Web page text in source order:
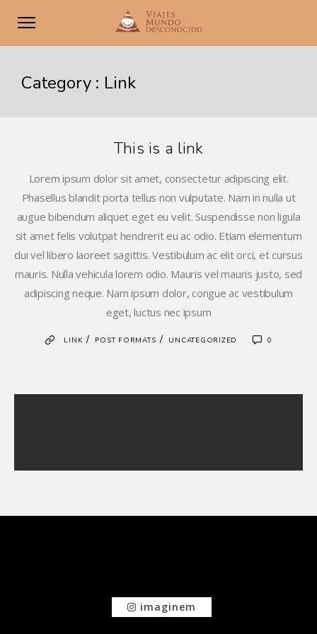
Category : Link
This is a link
Lorem ipsum dolor sit amet, consectetur adipiscing elit.
Phasellus blandit porta tellus non vulputate. Nam in nulla ut
augue bibendum aliquet eget eu velit. Suspendisse non ligula
sit amet felis volutpat hendrerit eu ac odio. Etiam elementum
dui vel libero laoreet sagittis. Vestibulum ac elit orci, et cursus
mauris. Nulla vehicula lorem odio. Mauris vel mauris justo, sed
adipiscing neque. Nam ipsum dolor, congue ac vestibulum
eget, luctus nec ipsum
LINK / POST FORMATS / UNCATEGORIZED 0
imaginem